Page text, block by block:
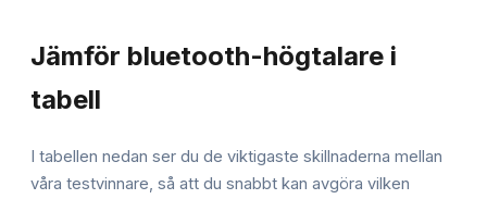
Jämför bluetooth-högtalare i
tabell
I tabellen nedan ser du de viktigaste skillnaderna mellan
våra testvinnare, så att du snabbt kan avgöra vilken